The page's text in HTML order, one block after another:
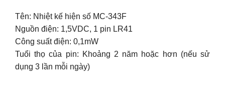
Tên: Nhiệt kế hiện số MC-343F
Nguồn điện: 1,5VDC, 1 pin LR41
Công suất điện: 0,1mW
Tuổi thọ của pin: Khoảng 2 năm hoặc hơn (nếu sử
dụng 3 lần mỗi ngày)